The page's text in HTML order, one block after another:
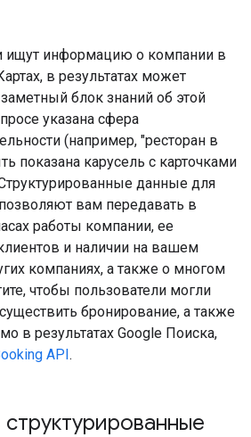
ищут информацию о компании в
в результатах может
блок знаний об этой
указана сфера
(например, "ресторан в
показана карусель с карточками
данные для
вам передавать в
работы компании, ее
и наличии на вашем
компаниях, а также о многом
чтобы пользователи могли
бронирование, а также
в результатах Google Поиска,
API.